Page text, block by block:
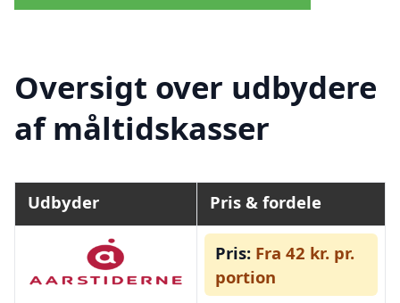
Oversigt over udbydere
af måltidskasser
Udbyder Pris & fordele
Pris: Fra 42 kr. pr.
portion